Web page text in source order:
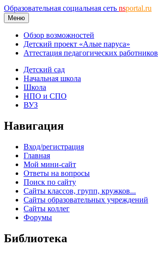
Образовательная социальная сеть nsportal.ru
Меню
Обзор возможностей
Детский проект «Алые паруса»
Аттестация педагогических работников
Детский сад
Начальная школа
Школа
НПО и СПО
ВУЗ
Навигация
Вход/регистрация
Главная
Мой мини-сайт
Ответы на вопросы
Поиск по сайту
Сайты классов, групп, кружков...
Сайты образовательных учреждений
Сайты коллег
Форумы
Библиотека